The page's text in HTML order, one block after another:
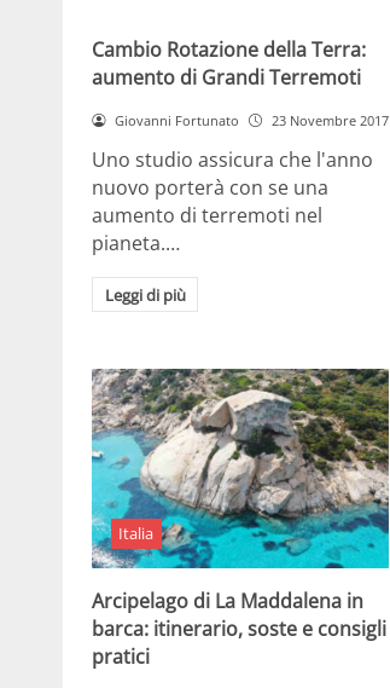
Cambio Rotazione della Terra:
aumento di Grandi Terremoti
Giovanni Fortunato 23 Novembre 2017
Uno studio assicura che l'anno
nuovo porterà con se una
aumento di terremoti nel
pianeta.…
Leggi di più
Italia
Arcipelago di La Maddalena in
barca: itinerario, soste e consigli
pratici